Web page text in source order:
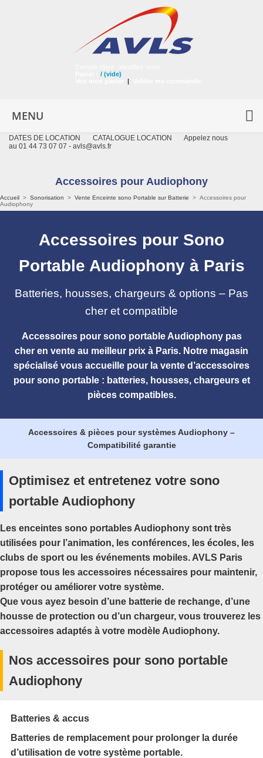
/ (vide)
|
MENU
DATES DE LOCATION CATALOGUE LOCATION
Appelez nous
au 01 44 73 07 07 - avls@avls.fr
Accessoires pour Audiophony
Accueil > Sonorisation > Vente Enceinte sono Portable sur Batterie > Accessoires pour
Audiophony
Accessoires pour Sono
Portable Audiophony à Paris
Batteries, housses, chargeurs & options – Pas
cher et compatible
Accessoires pour sono portable Audiophony pas
cher en vente au meilleur prix à Paris. Notre magasin
spécialisé vous accueille pour la vente d’accessoires
pour sono portable: batteries, housses, chargeurs et
pièces compatibles.
Accessoires & pièces pour systèmes Audiophony –
Compatibilité garantie
Optimisez et entretenez votre sono
portable Audiophony
Les enceintes sono portables Audiophony sont très
utilisées pour l’animation, les conférences, les écoles, les
clubs de sport ou les événements mobiles. AVLS Paris
propose tous les accessoires nécessaires pour maintenir,
protéger ou améliorer votre système.
Que vous ayez besoin d’une batterie de rechange, d’une
housse de protection ou d’un chargeur, vous trouverez les
accessoires adaptés à votre modèle Audiophony.
Nos accessoires pour sono portable
Audiophony
Batteries & accus
Batteries de remplacement pour prolonger la durée
d’utilisation de votre système portable.